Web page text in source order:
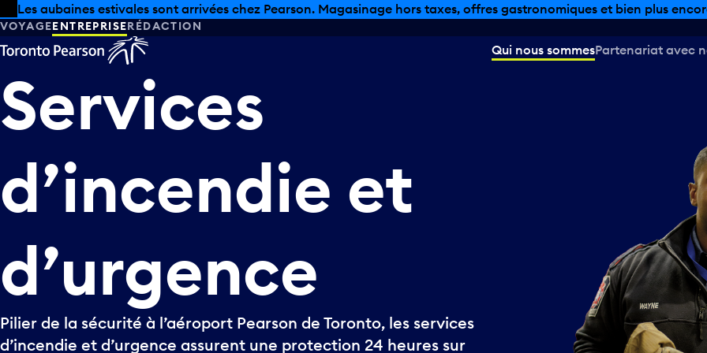
Skip to offers
Passer au contenu principal
Les aubaines estivales sont arrivées chez Pearson. Magasinage hors taxes, offres gastronomiques et bien plus
VOYAGEENTREPRISERÉDACTION
Qui nous sommesPartenariat avec
Services
d’incendie et
d’urgence
Pilier de la sécurité à l’aéroport Pearson de Toronto, les services
d’incendie et d’urgence assurent une protection 24 heures sur